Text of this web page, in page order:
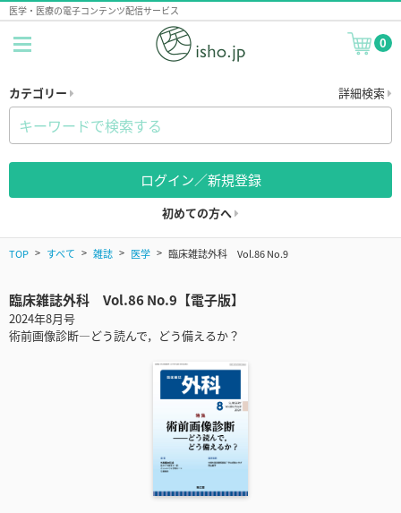
医学・医療の電子コンテンツ配信サービス
0
カテゴリー 詳細検索
ログイン／新規登録
初めての方へ
TOP すべて 雑誌 医学 臨床雑誌外科 Vol.86 No.9
臨床雑誌外科 Vol.86 No.9【電子版】
2024年8月号
術前画像診断―どう読んで，どう備えるか？